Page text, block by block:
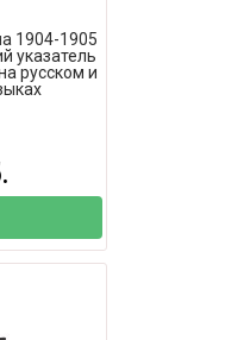
1904-1905
указатель
русском и